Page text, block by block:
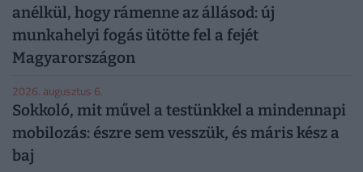
anélkül, hogy rámenne az állásod: új
munkahelyi fogás ütötte fel a fejét
Magyarországon
2026. augusztus 6.
Sokkoló, mit művel a testünkkel a mindennapi
mobilozás: észre sem vesszük, és máris kész a
baj